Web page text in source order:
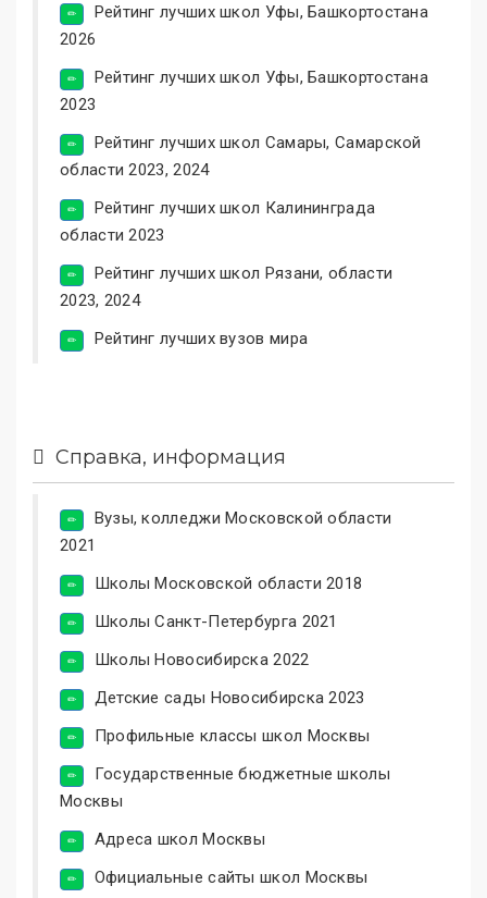
Рейтинг лучших школ Уфы, Башкортостана
2026
Рейтинг лучших школ Уфы, Башкортостана
2023
Рейтинг лучших школ Самары, Самарской
области 2023, 2024
Рейтинг лучших школ Калининграда
области 2023
Рейтинг лучших школ Рязани, области
2023, 2024
Рейтинг лучших вузов мира
Справка, информация
Вузы, колледжи Московской области
2021
Школы Московской области 2018
Школы Санкт-Петербурга 2021
Школы Новосибирска 2022
Детские сады Новосибирска 2023
Профильные классы школ Москвы
Государственные бюджетные школы
Москвы
Адреса школ Москвы
Официальные сайты школ Москвы